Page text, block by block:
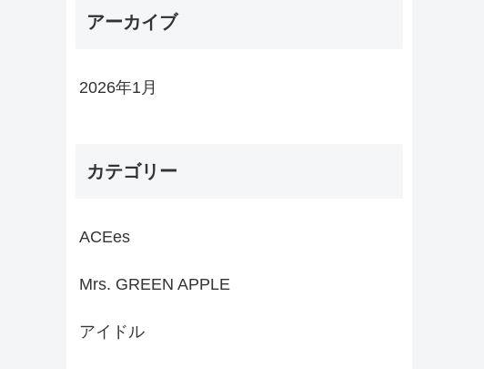
アーカイブ
2026年1月
カテゴリー
ACEes
Mrs. GREEN APPLE
アイドル